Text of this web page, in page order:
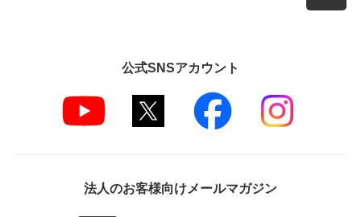
公式SNSアカウント
法人のお客様向けメールマガジン